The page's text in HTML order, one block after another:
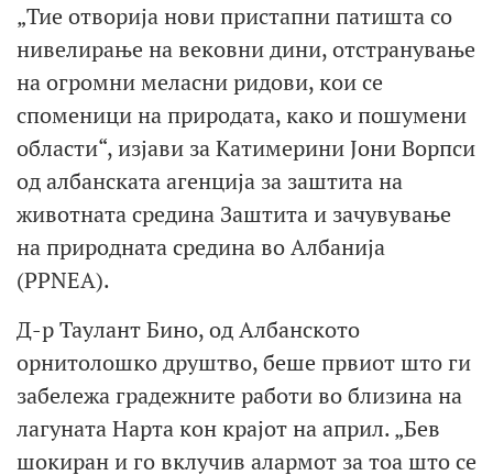
„Тие отворија нови пристапни патишта со
нивелирање на вековни дини, отстранување
на огромни меласни ридови, кои се
споменици на природата, како и пошумени
области“, изјави за Катимерини Јони Ворпси
од албанската агенција за заштита на
животната средина Заштита и зачувување
на природната средина во Албанија
(PPNEA).
Д-р Таулант Бино, од Албанското
орнитолошко друштво, беше првиот што ги
забележа градежните работи во близина на
лагуната Нарта кон крајот на април. „Бев
шокиран и го вклучив алармот за тоа што се